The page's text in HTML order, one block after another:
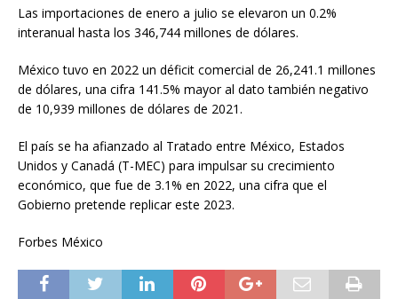
Las importaciones de enero a julio se elevaron un 0.2%
interanual hasta los 346,744 millones de dólares.
México tuvo en 2022 un déficit comercial de 26,241.1 millones
de dólares, una cifra 141.5% mayor al dato también negativo
de 10,939 millones de dólares de 2021.
El país se ha afianzado al Tratado entre México, Estados
Unidos y Canadá (T-MEC) para impulsar su crecimiento
económico, que fue de 3.1% en 2022, una cifra que el
Gobierno pretende replicar este 2023.
Forbes México